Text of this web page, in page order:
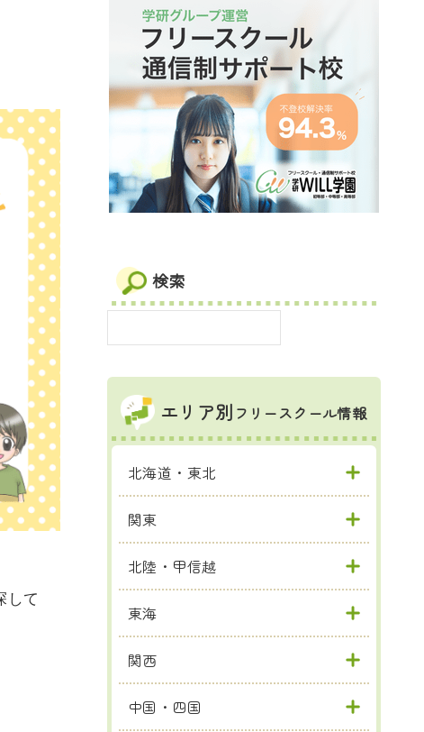
して
検索
エリア別 フリースクール情報
北海道・東北
関東
北陸・甲信越
東海
関西
中国・四国